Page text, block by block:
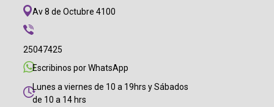
Av 8 de Octubre 4100
25047425
Escribinos por WhatsApp
Lunes a viernes de 10 a 19hrs y Sábados
de 10 a 14 hrs